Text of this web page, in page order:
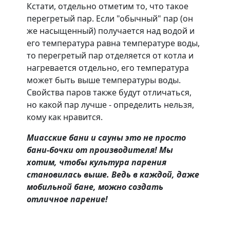
Кстати, отдельно отметим то, что такое
перегретый пар. Если "обычный" пар (он
же насыщенный) получается над водой и
его температура равна температуре воды,
то перегретый пар отделяется от котла и
нагревается отдельно, его температура
может быть выше температуры воды.
Свойства паров также будут отличаться,
но какой пар лучше - определить нельзя,
кому как нравится.
Миасские бани и сауны это не просто
бани-бочки от производителя! Мы
хотим, чтобы культура парения
становилась выше. Ведь в каждой, даже
мобильной бане, можно создать
отличное парение!